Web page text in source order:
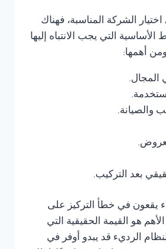
الشركة المناسبة، فهناك
التي يجب الانتباه إليها
ومن أهمها:
المجال.
والصيانة.
بعد التركيب.
يقعون في خطأ التركيز على
هو القيمة الحقيقية التي
الرديء قد يبدو أوفر في